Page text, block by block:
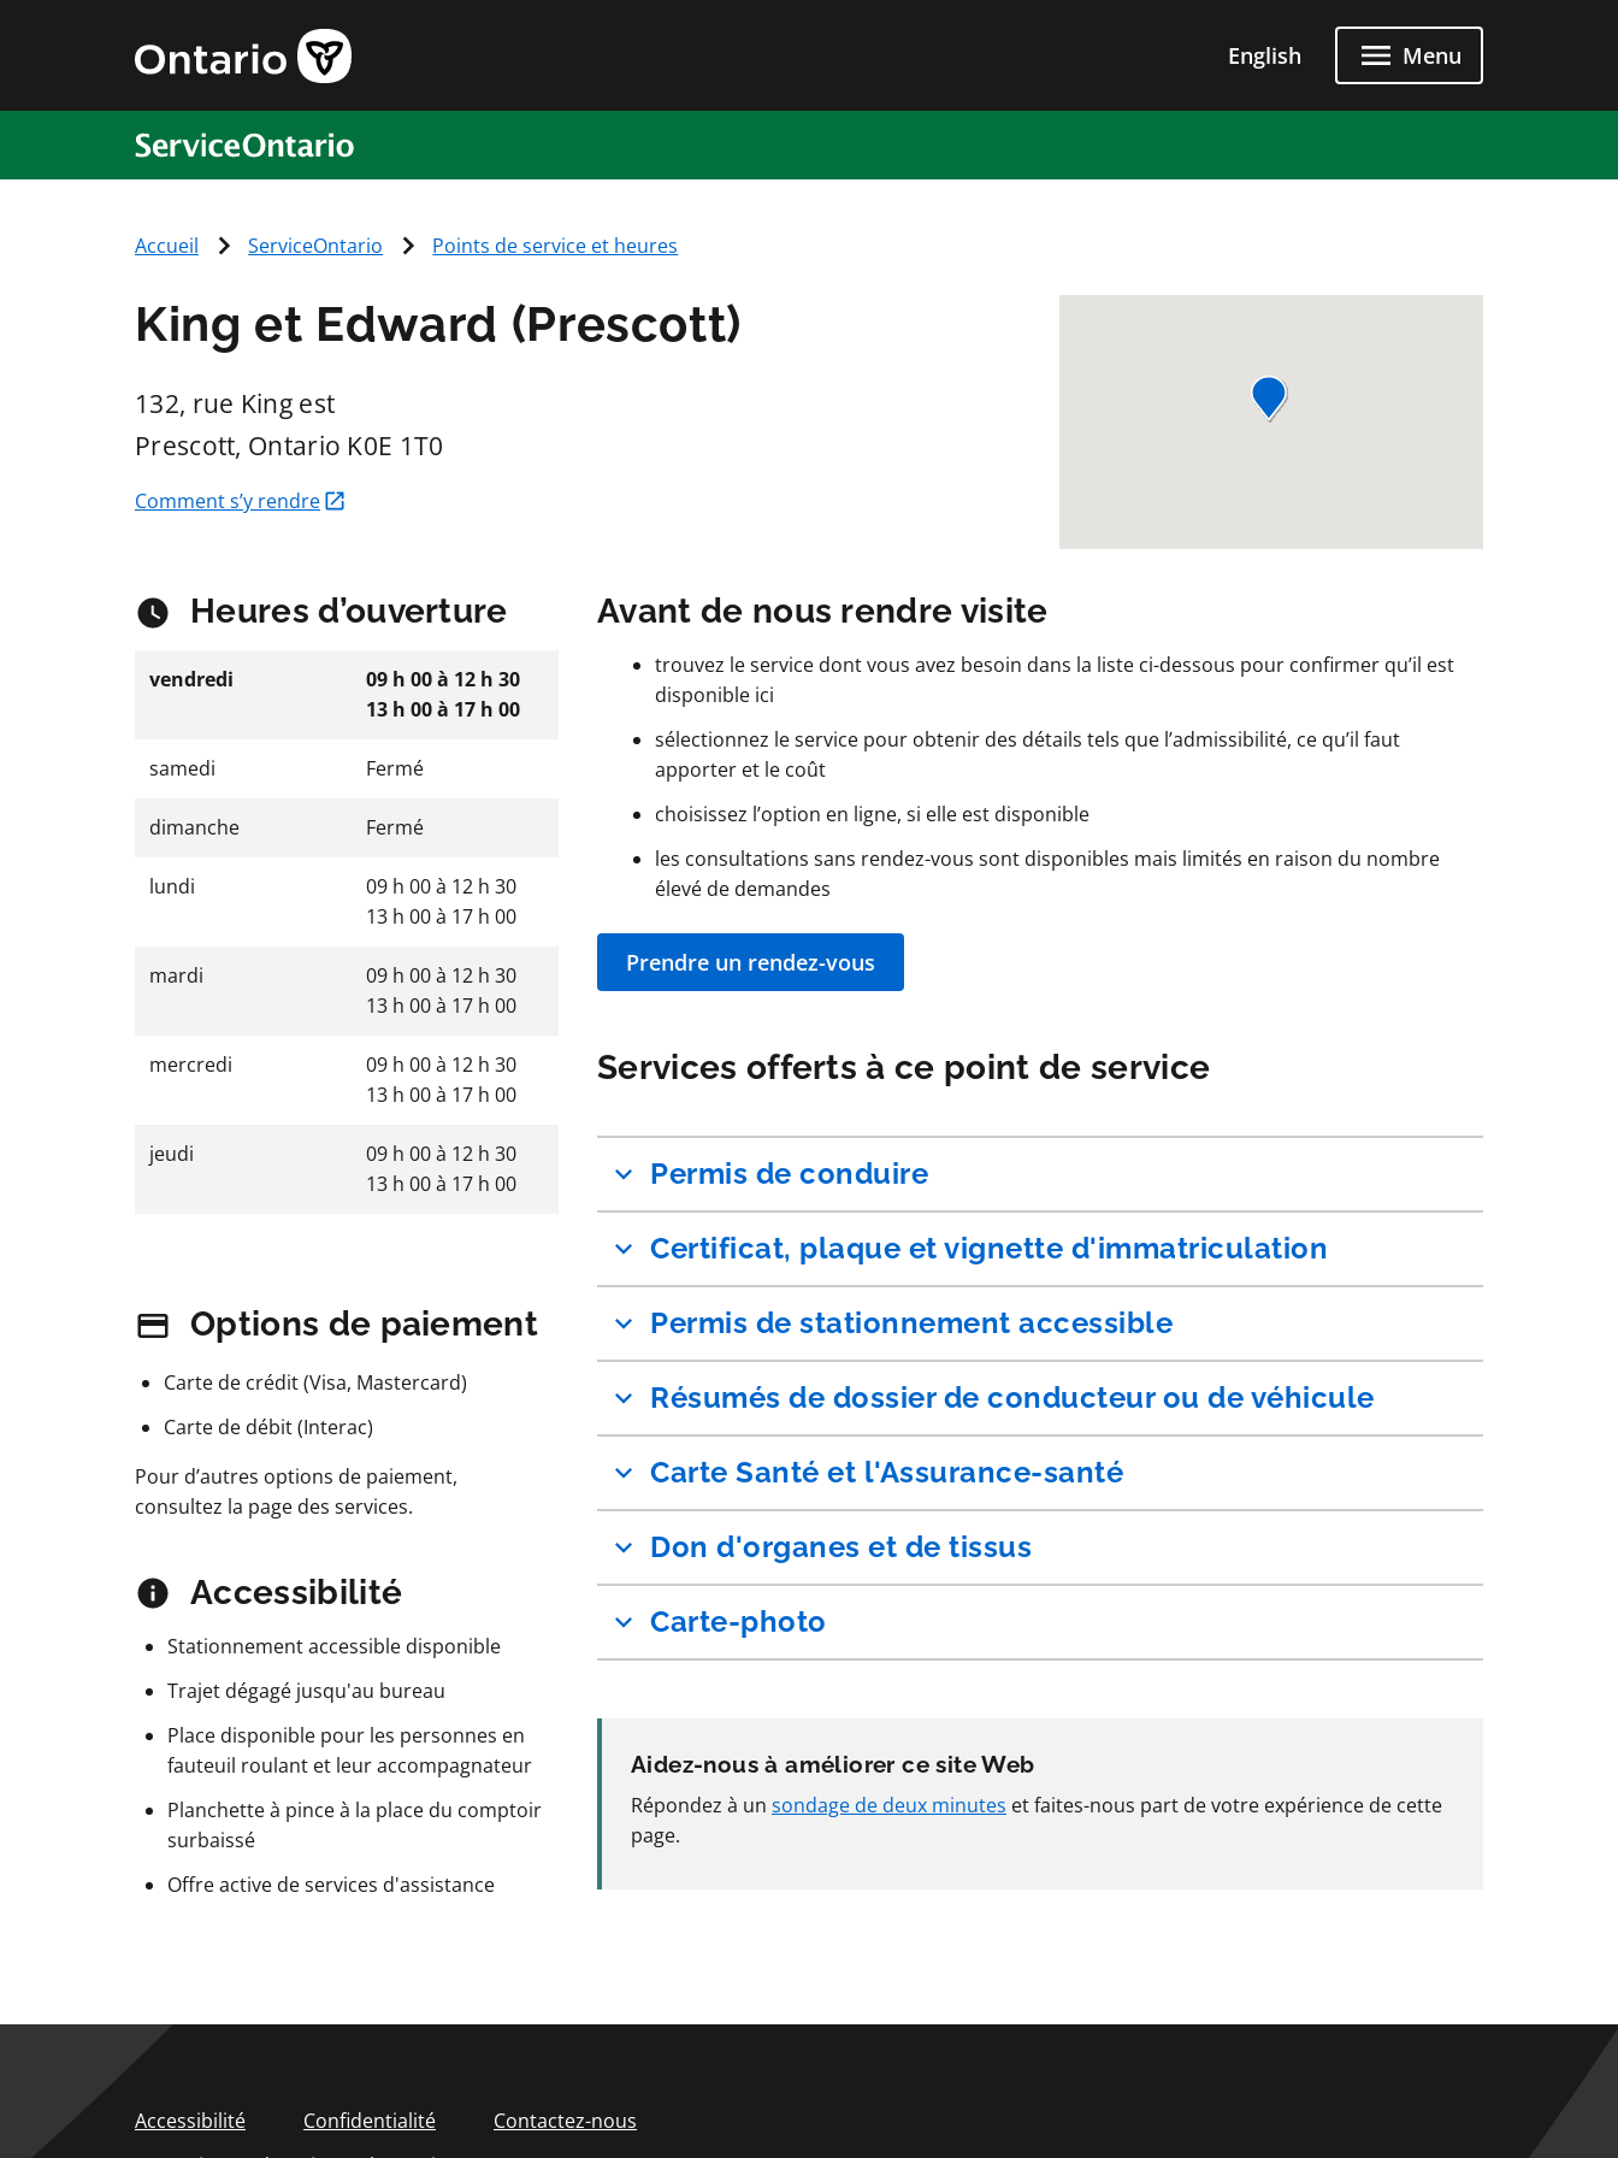
English Menu
Accueil ServiceOntario Points de service et heures
King et Edward (Prescott)
132, rue King est
Prescott, Ontario K0E 1T0
Comment s’y rendre
Heures d’ouverture
vendredi 09 h 00à 12 h 30
13 h 00à 17 h 00
samedi Fermé
dimanche Fermé
lundi 09 h 00à 12 h 30
13 h 00à 17 h 00
mardi 09 h 00à 12 h 30
13 h 00à 17 h 00
mercredi 09 h 00à 12 h 30
13 h 00à 17 h 00
jeudi 09 h 00à 12 h 30
13 h 00à 17 h 00
Options de paiement
Carte de crédit (Visa, Mastercard)
Carte de débit (Interac)
Pour d’autres options de paiement,
consultez la page des services.
Accessibilité
Stationnement accessible disponible
Trajet dégagé jusqu'au bureau
Place disponible pour les personnes en
fauteuil roulant et leur accompagnateur
Planchette à pince à la place du comptoir
surbaissé
Offre active de services d'assistance
Avant de nous rendre visite
trouvez le service dont vous avez besoin dans la liste ci-dessous pour confirmer qu’il est
disponible ici
sélectionnez le service pour obtenir des détails tels que l’admissibilité, ce qu’il faut
apporter et le coût
choisissez l’option en ligne, si elle est disponible
les consultations sans rendez-vous sont disponibles mais limités en raison du nombre
élevé de demandes
Prendre un rendez-vous
Services offerts à ce point de service
Permis de conduire
Certificat, plaque et vignette d'immatriculation
Permis de stationnement accessible
Résumés de dossier de conducteur ou de véhicule
Carte Santé et l'Assurance-santé
Don d'organes et de tissus
Carte-photo
Aidez-nous à améliorer ce site Web
Répondez à un sondage de deux minutes et faites-nous part de votre expérience de cette
page.
Accessibilité Confidentialité
Contactez-nous